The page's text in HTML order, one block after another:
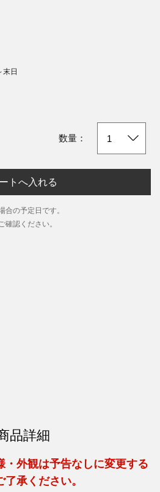
日
数量：
トへ入れる
合の予定日です。
確認ください。
品詳細
・外観は予告なしに変更する
承ください。